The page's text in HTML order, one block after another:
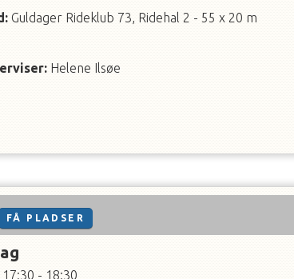
Guldager Rideklub 73, Ridehal 2 - 55 x 20 m
: Helene Ilsøe
FÅ PLADSER
17:30 - 18:30